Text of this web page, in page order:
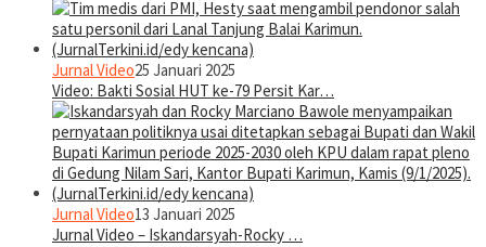
Jurnal Video25 Januari 2025
Video: Bakti Sosial HUT ke-79 Persit Kar…
Jurnal Video13 Januari 2025
Jurnal Video – Iskandarsyah-Rocky …